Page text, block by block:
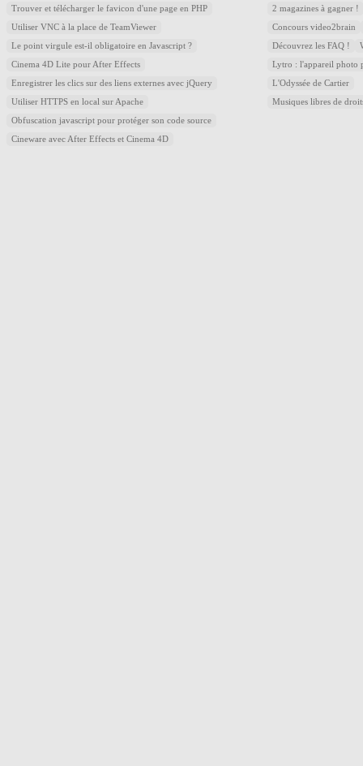
Trouver et télécharger le favicon d'une page en PHP
Utiliser VNC à la place de TeamViewer
Le point virgule est-il obligatoire en Javascript ?
Cinema 4D Lite pour After Effects
Enregistrer les clics sur des liens externes avec jQuery
Utiliser HTTPS en local sur Apache
Obfuscation javascript pour protéger son code source
Cineware avec After Effects et Cinema 4D
2 magazines à gagner !
Concours video2brain
Découvrez les FAQ !
Lytro : l'appareil photo
L'Odyssée de Cartier
Musiques libres de